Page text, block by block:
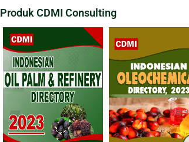
Produk CDMI Consulting